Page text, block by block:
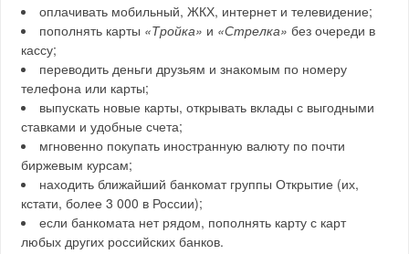
оплачивать мобильный, ЖКХ, интернет и телевидение;
пополнять карты «Тройка» и «Стрелка» без очереди в
кассу;
переводить деньги друзьям и знакомым по номеру
телефона или карты;
выпускать новые карты, открывать вклады с выгодными
ставками и удобные счета;
мгновенно покупать иностранную валюту по почти
биржевым курсам;
находить ближайший банкомат группы Открытие (их,
кстати, более 3 000 в России);
если банкомата нет рядом, пополнять карту с карт
любых других российских банков.